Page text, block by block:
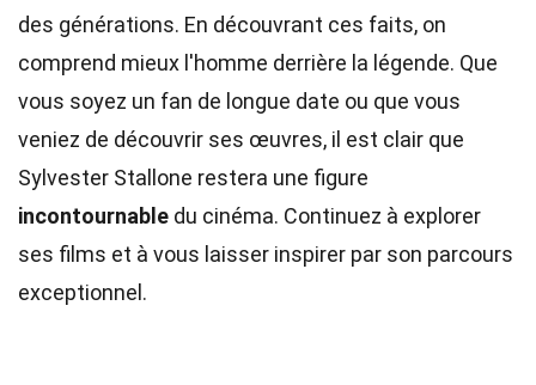
des générations. En découvrant ces faits, on
comprend mieux l'homme derrière la légende. Que
vous soyez un fan de longue date ou que vous
veniez de découvrir ses œuvres, il est clair que
Sylvester Stallone restera une figure
incontournable du cinéma. Continuez à explorer
ses films et à vous laisser inspirer par son parcours
exceptionnel.